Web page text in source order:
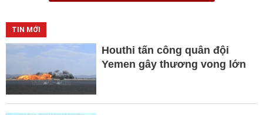
TIN MỚI
Houthi tấn công quân đội
Yemen gây thương vong lớn